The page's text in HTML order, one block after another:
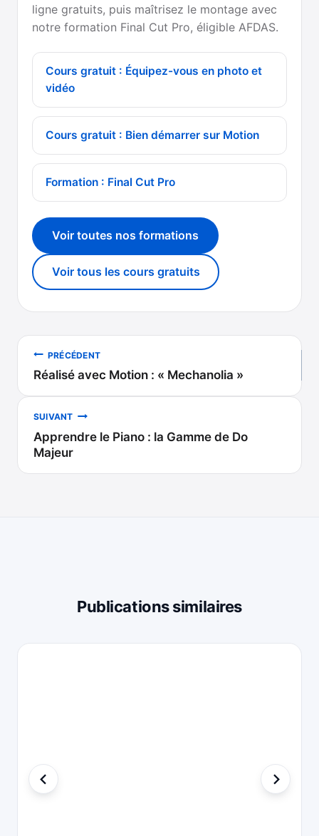
ligne gratuits, puis maîtrisez le montage avec
notre formation Final Cut Pro, éligible AFDAS.
Cours gratuit : Équipez-vous en photo et
vidéo
Cours gratuit : Bien démarrer sur Motion
Formation : Final Cut Pro
Voir toutes nos formations
Voir tous les cours gratuits
Navigation
de
l’article
PRÉCÉDENT
Réalisé avec Motion : « Mechanolia »
SUIVANT
Apprendre le Piano : la Gamme de Do
Majeur
Publications similaires